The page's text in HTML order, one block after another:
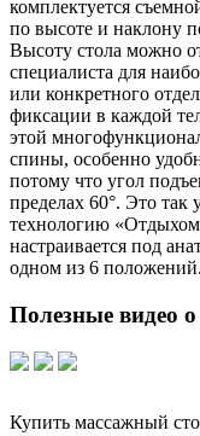
комплектуется
по высоте и наклону
Высоту стола можно
специалиста для
или конкретного
фиксации в каждой
этой
спины, особенно
потому что угол
пределах 60°. Это так
технологию
настраивается под
одном из 6 положений.
Полезные видео
Купить массажный